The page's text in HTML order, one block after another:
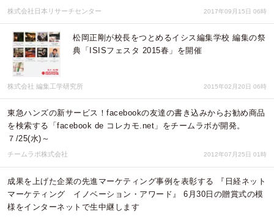
株式会社日本リサーチセンター 2017年09月15日 06時
松岡正剛が校長をつとめるイシス編集学校 編集の祭
典「ISISフェスタ 2015春」を開催
株式会社 編集工学研究所 2015年02月20日 06時
東急ハンズの新サービス！facebookの友達の書き込みからお勧め商品
を検索する「facebook de コレカモ.net」をチームラボが開発。
７/25(水)～
チームラボ株式会社 2012年07月25日 01時
成果を上げた企業の先進マーケティング事例を表彰する 『日経ネット
マーケティング イノベーション・アワード』 6月30日の贈賞式の模
様をインターネットで生中継します